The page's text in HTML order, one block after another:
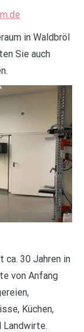
in Waldbröl
Sie auch
ca. 30 Jahren in
von Anfang
Küchen,